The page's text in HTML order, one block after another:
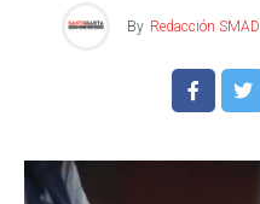
By Redacción SMAD